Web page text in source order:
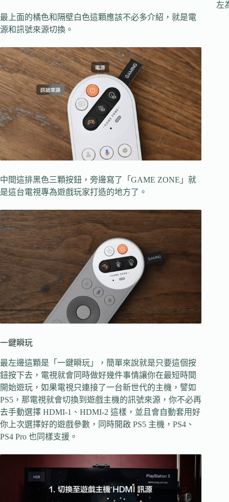
左
最上面的橘色和隔壁白色這顆應該不必多介紹，就是電
源和訊號來源切換。
中間這排黑色三顆按鈕，旁邊寫了「GAME ZONE」就
是這台電視專為遊戲玩家打造的地方了。
一鍵瞬玩
最左邊這顆是「一鍵瞬玩」，簡單來說就是只要這個按
鈕按下去，電視就會同時做好幾件事情讓你在最短時間
開始遊玩，如果電視只連接了一台新世代的主機，譬如
PS5，那電視就會切換到遊戲主機的訊號來源，你不必再
去手動選擇 HDMI-1、HDMI-2 這樣，並且會自動套用好
你上次選擇好的遊戲參數，同時開啟 PS5 主機，PS4、
PS4 Pro 也同樣支援。